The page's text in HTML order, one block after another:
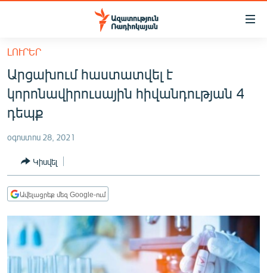
Մատչելիության
հիմնական
բովանդակությանը
Անցնել
հիմնական
մենյուին
ՀԱՅԱՍՏԱՆ
ՔԱՂԱՔԱԿԱՆ
ՀԱՍԱՐԱԿՈՒԹՅՈՒՆ
ՏՆՏԵՍՈՒԹՅՈՒՆ
ՂԱՐԱԲԱՂ
ՊԱՏԵՐԱԶՄԻ 6 ՇԱԲԱԹՆԵՐԸ
ՏԱՐԱԾԱՇՐՋԱՆ
ԼՈՒՐԵՐ
Արցախում հաստատվել է
կորոնավիրուսային հիվանդության 4
դեպք
օգոստոս 28, 2021
Կիսվել
Ավելացրեք մեզ Google-ում